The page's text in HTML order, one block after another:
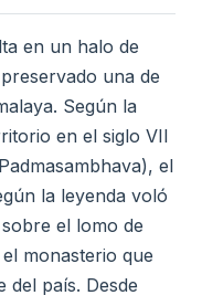
en un halo de
una de
Según la
en el siglo VII
el
la leyenda voló
el lomo de
monasterio que
del país. Desde